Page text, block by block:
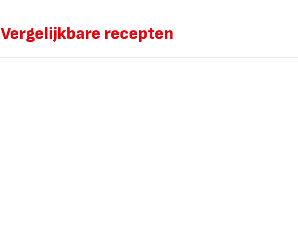
Vergelijkbare recepten